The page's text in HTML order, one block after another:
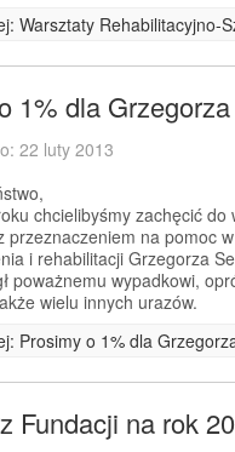
Warsztaty Rehabilitacyjno-
1% dla
22 luty 2013
chcielibyśmy zachęcić do
przeznaczeniem na pomoc
i rehabilitacji Grzegorza
poważnemu wypadkowi,
wielu innych urazów.
Prosimy o 1% dla
Fundacji na rok